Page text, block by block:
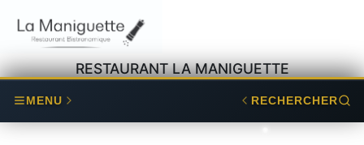
RESTAURANT LA MANIGUETTE
MENU RECHERCHER